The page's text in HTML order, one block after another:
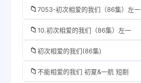
📁 7053-初次相爱的我们（86集）左一
📁 10.初次相爱的我们（86集）左一
📁 初次相爱的我们(86集)
📁 不能相爱的我们 初夏&一航 短剧